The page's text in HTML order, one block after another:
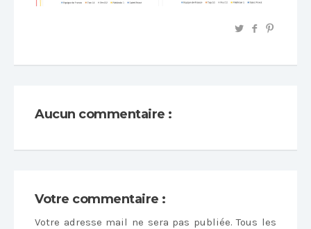
Aucun commentaire :
Votre commentaire :
Votre adresse mail ne sera pas publiée. Tous les